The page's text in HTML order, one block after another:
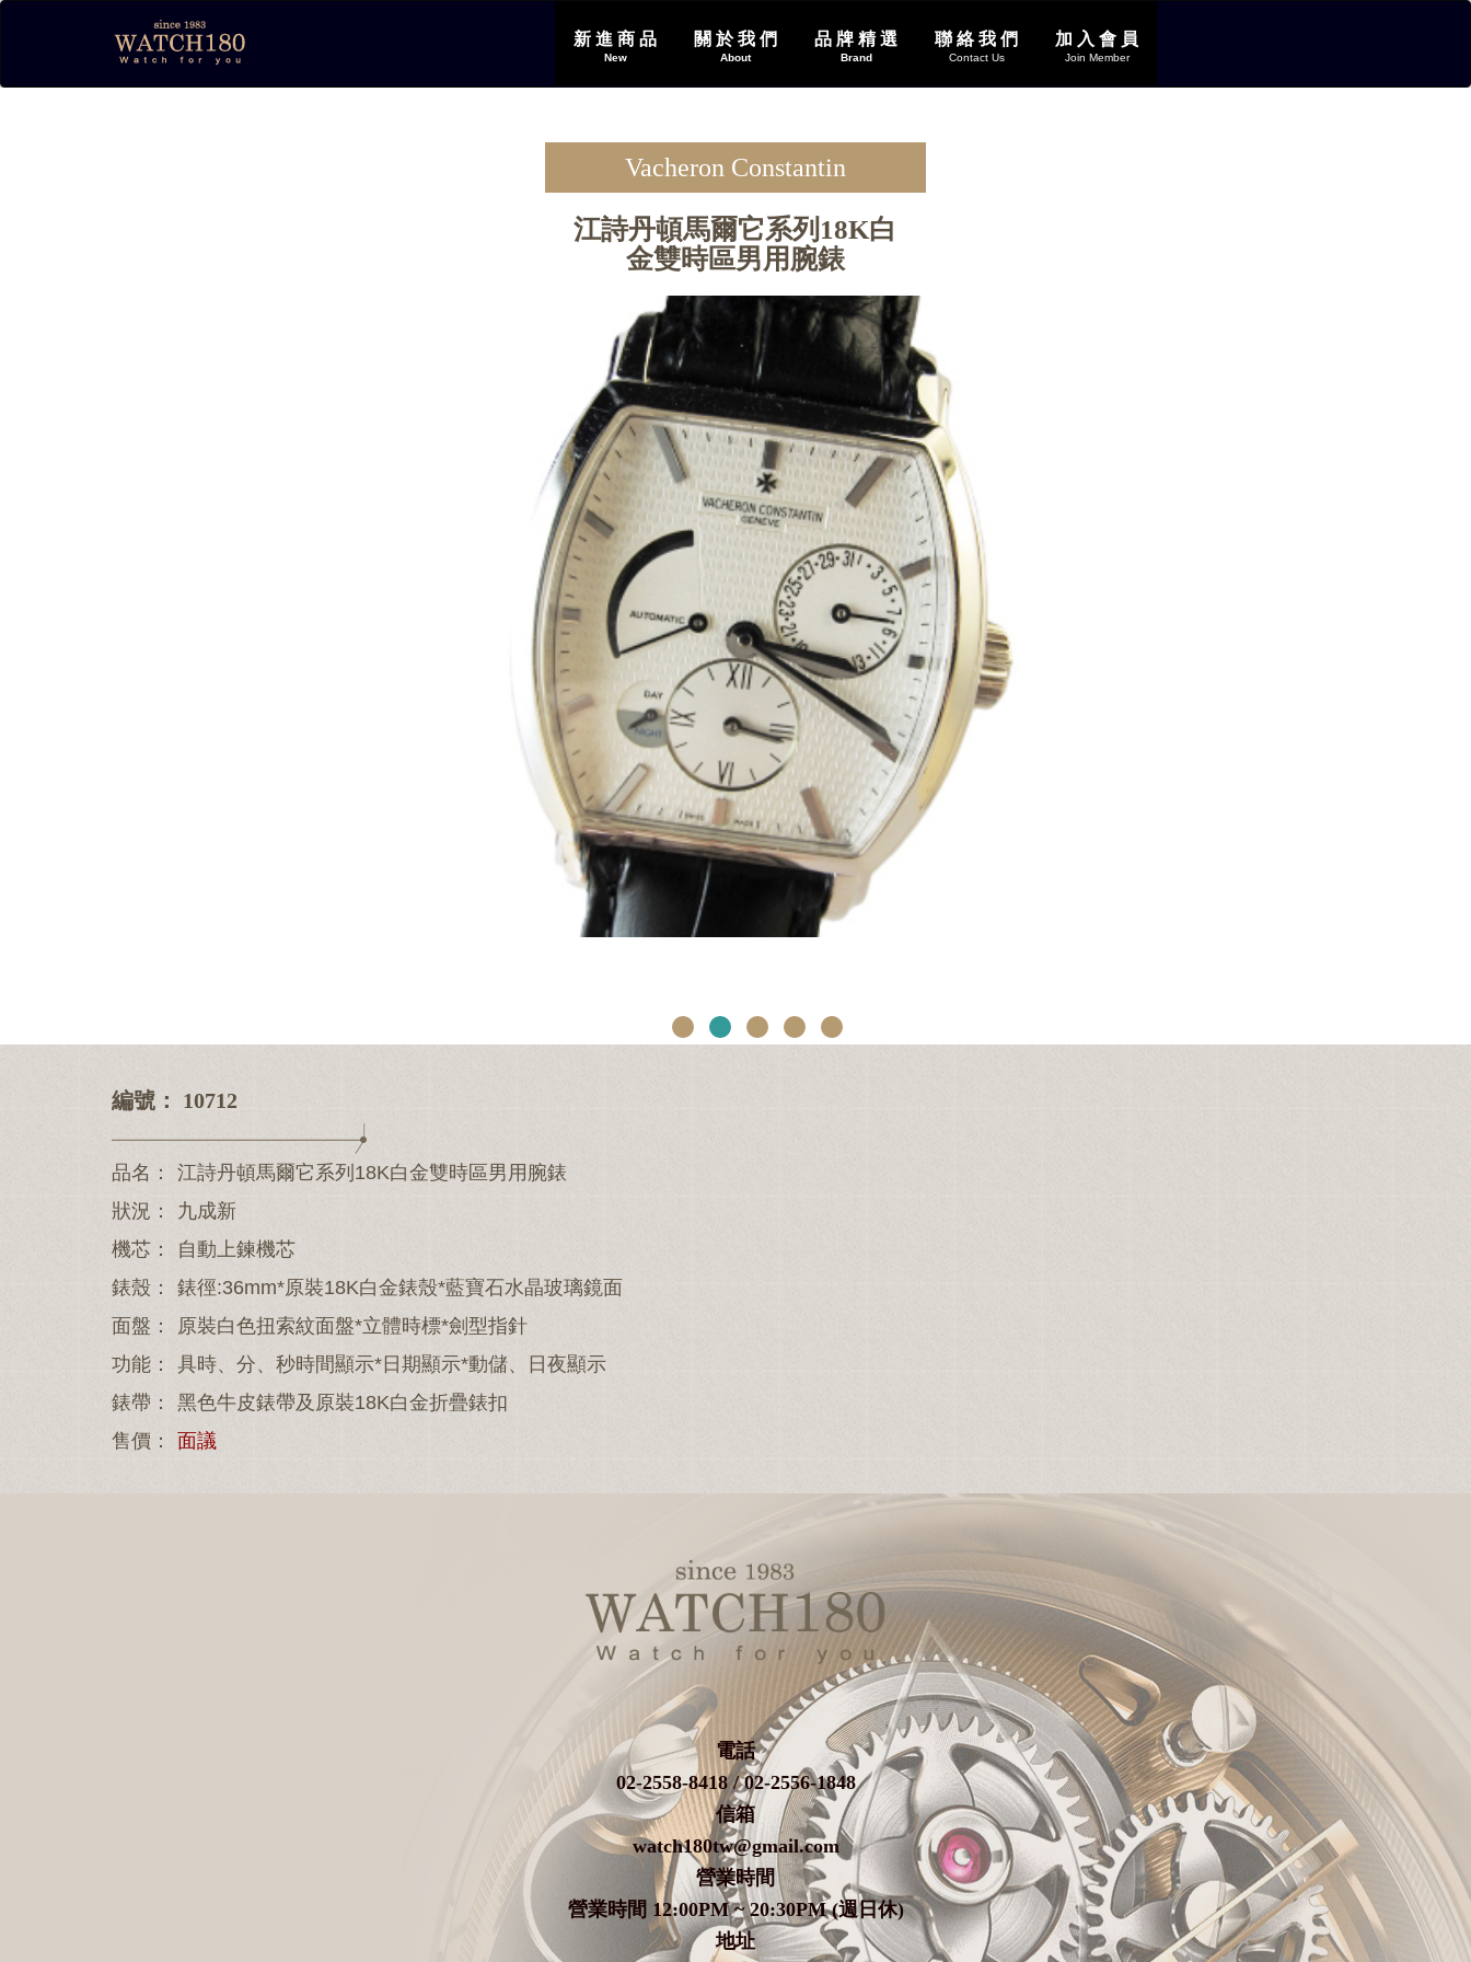
新 進 商 品
New(current)
關 於 我 們
About(current)
品 牌 精 選
Brand
聯 絡 我 們
Contact Us
加 入 會 員
Join Member
Vacheron Constantin
江詩丹頓馬爾它系列18K白
金雙時區男用腕錶
編號： 10712
品名：
江詩丹頓馬爾它系列18K白金雙時區男用腕錶
狀況：
九成新
機芯：
自動上鍊機芯
錶殼：
錶徑:36mm*原裝18K白金錶殼*藍寶石水晶玻璃鏡面
面盤：
原裝白色扭索紋面盤*立體時標*劍型指針
功能：
具時、分、秒時間顯示*日期顯示*動儲、日夜顯示
錶帶：
黑色牛皮錶帶及原裝18K白金折疊錶扣
售價：
面議
電話
02-2558-8418 / 02-2556-1848
信箱
watch180tw@gmail.com
營業時間
營業時間 12:00PM ~ 20:30PM (週日休)
地址